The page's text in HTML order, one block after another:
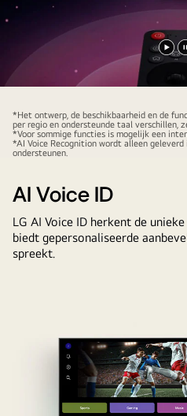
*Het ontwerp, de beschikbaarheid en de
per regio en ondersteunde taal verschillen,
*Voor sommige functies is mogelijk een
*AI Voice Recognition wordt alleen
ondersteunen.
AI Voice ID
LG AI Voice ID herkent de
biedt gepersonaliseerde
spreekt.